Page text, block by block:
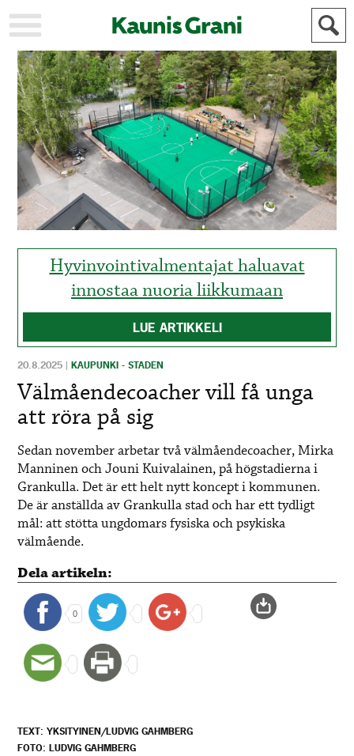
KAUPUNKI
STADEN
AJANKOHTAISTA
AKTUELLT
URHEILU
IDROTT
KULTTUURI
KULTUR
HISTORIA
HISTORIA
YLEINEN
ALLMÄN
MAINOSTAJILLE
FÖR
ANNONSÖRER
Hyvinvointivalmentajat haluavat
innostaa nuoria liikkumaan
LUE ARTIKKELI
20.8.2025 |KAUPUNKI - STADEN
Välmåendecoacher vill få unga
att röra på sig
Sedan november arbetar två välmåendecoacher, Mirka
Manninen och Jouni Kuivalainen, på högstadierna i
Grankulla. Det är ett helt nytt koncept i kommunen.
De är anställda av Grankulla stad och har ett tydligt
mål: att stötta ungdomars fysiska och psykiska
välmående.
Dela artikeln:
0
TEXT: YKSITYINEN/LUDVIG GAHMBERG
FOTO: LUDVIG GAHMBERG